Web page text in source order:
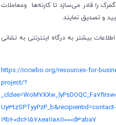
را قادر می‌سازد تا کارنه‌ها ومعاملات
و تصدیق نمایند.
بیشتر به درگاه اینترنتی به نشانی
https://iccwbo.org/resources-for-
project/?
19b60dc61578ea11a811000d3aba7